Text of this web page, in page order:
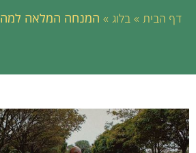
דף הבית »בלוג » המנחה המלאה למה